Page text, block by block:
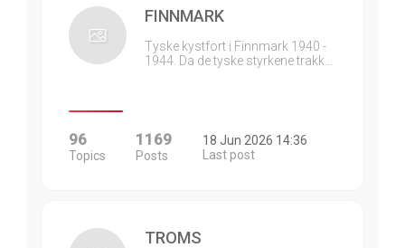
FINNMARK
Tyske kystfort i Finnmark 1940 -
1944. Da de tyske styrkene trakk…
96
Topics
1169
Posts
18 Jun 2026 14:36
Last post
TROMS